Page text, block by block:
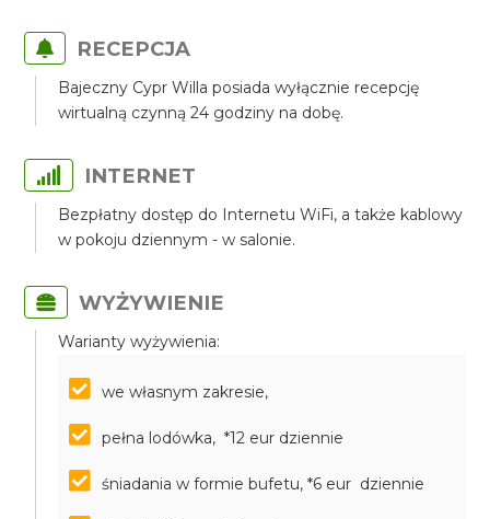
RECEPCJA
Bajeczny Cypr Willa posiada wyłącznie recepcję
wirtualną czynną 24 godziny na dobę.
INTERNET
Bezpłatny dostęp do Internetu WiFi, a także kablowy
w pokoju dziennym - w salonie.
WYŻYWIENIE
Warianty wyżywienia:
we własnym zakresie,
pełna lodówka, *12 eur dziennie
śniadania w formie bufetu, *6 eur dziennie